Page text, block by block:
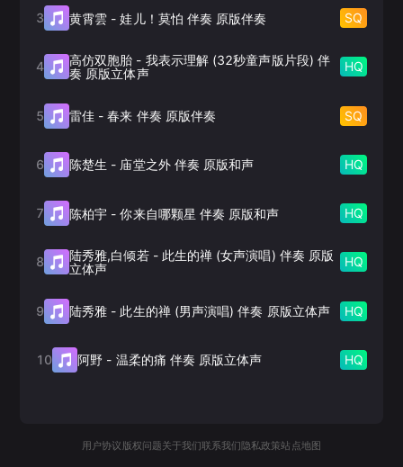
3 黄霄雲 -娃儿！莫怕 伴奏 原版伴奏 SQ
4 高仿双胞胎 - 我表示理解 (32秒童声版片段) 伴
奏 原版立体声
HQ
5 雷佳 -春来 伴奏 原版伴奏 SQ
6 陈楚生 - 庙堂之外 伴奏 原版和声 HQ
7 陈柏宇 -你来自哪颗星 伴奏 原版和声 HQ
8 陆秀雅,白倾若- 此生的禅 (女声演唱) 伴奏 原版
立体声
HQ
9 陆秀雅 - 此生的禅 (男声演唱) 伴奏 原版立体声 HQ
10 阿野 - 温柔的痛 伴奏 原版立体声 HQ
用户协议 版权问题关于我们联系我们 隐私政策站点地图